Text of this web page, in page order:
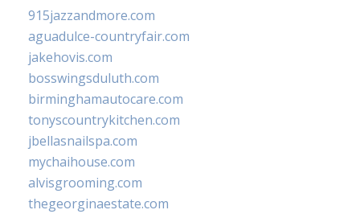
915jazzandmore.com
aguadulce-countryfair.com
jakehovis.com
bosswingsduluth.com
birminghamautocare.com
tonyscountrykitchen.com
jbellasnailspa.com
mychaihouse.com
alvisgrooming.com
thegeorginaestate.com